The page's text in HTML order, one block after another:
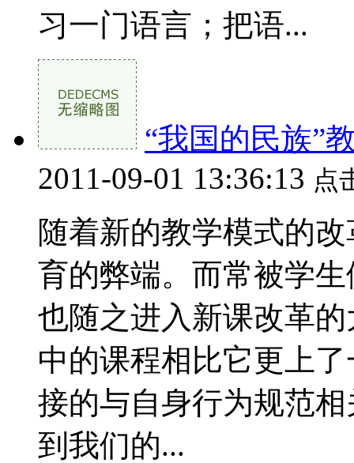
习一门语言；把语...
“我国的民族”
2011-09-01 13:36:13 点
随着新的教学模式的
育的弊端。而常被学
也随之进入新课改革
中的课程相比它更上
接的与自身行为规范
到我们的...